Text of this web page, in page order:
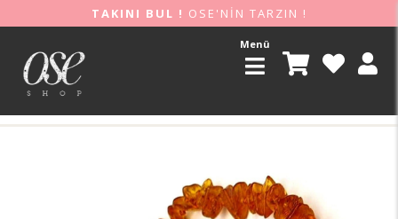
TAKINI BUL ! OSE'NİN TARZIN !
Menü